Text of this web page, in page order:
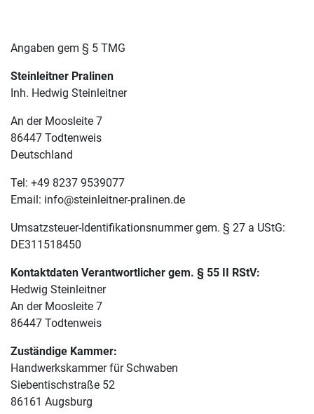
Angaben gem § 5 TMG
Steinleitner Pralinen
Inh. Hedwig Steinleitner
An der Moosleite 7
86447 Todtenweis
Deutschland
Tel: +49 8237 9539077
Email: info@steinleitner-pralinen.de
Umsatzsteuer-Identifikationsnummer gem. § 27 a UStG:
DE311518450
Kontaktdaten Verantwortlicher gem. § 55 II RStV:
Hedwig Steinleitner
An der Moosleite 7
86447 Todtenweis
Zuständige Kammer:
Handwerkskammer für Schwaben
Siebentischstraße 52
86161 Augsburg